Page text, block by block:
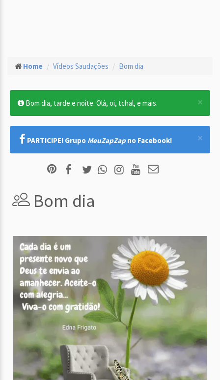
Home Vídeos Saudações Bom dia
×
Bom dia, tarde e noite. Olá, oi, tchal, e mais.
×
PARTICIPE! Grupo MeuZapZap no Facebook!
Bom dia